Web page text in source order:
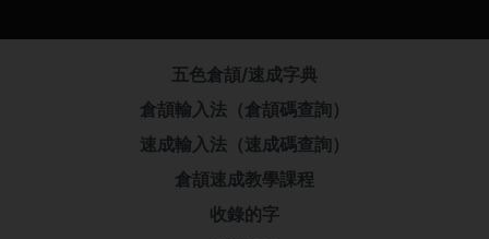
五色倉頡/速成字典
倉頡輸入法（倉頡碼查詢）
速成輸入法（速成碼查詢）
倉頡速成教學課程
收錄的字